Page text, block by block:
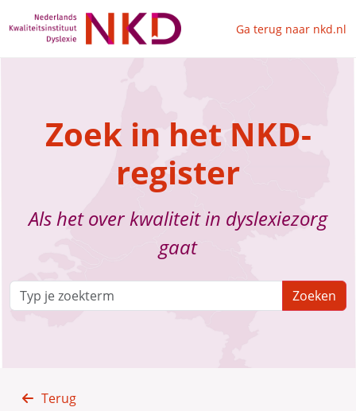
Ga terug naar nkd.nl
Zoek in het NKD-
register
Als het over kwaliteit in dyslexiezorg
gaat
Zoeken
Terug